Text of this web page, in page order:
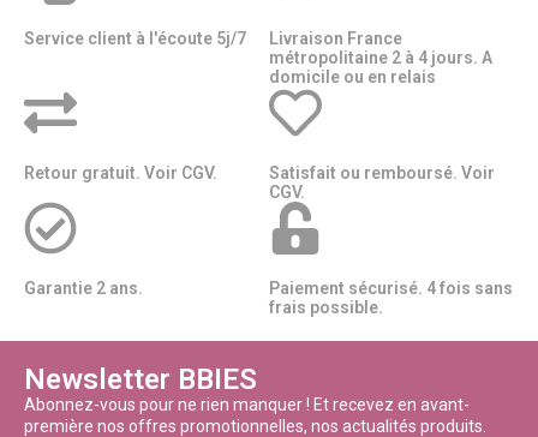
Service client à l'écoute 5j/7
Livraison France
métropolitaine 2 à 4 jours. A
domicile ou en relais​​
Retour gratuit. Voir CGV.
Satisfait ou remboursé. Voir
CGV.
Garantie 2 ans.
Paiement sécurisé. 4 fois sans
frais possible.
Newsletter BBIES
Abonnez-vous pour ne rien manquer ! Et recevez en avant-
première nos offres promotionnelles, nos actualités produits.